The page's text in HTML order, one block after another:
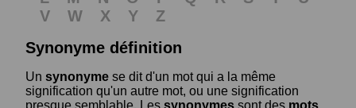
V
W X Y
Z
Synonyme définition
Un synonyme se dit d'un mot qui a la même
signification qu'un autre mot, ou une signification